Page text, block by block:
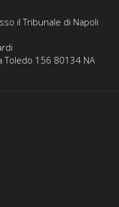
il Tribunale di Napoli
Toledo 156 80134 NA